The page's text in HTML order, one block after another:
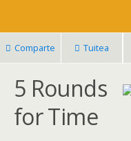
Comparte Tuitea
5 Rounds
for Time